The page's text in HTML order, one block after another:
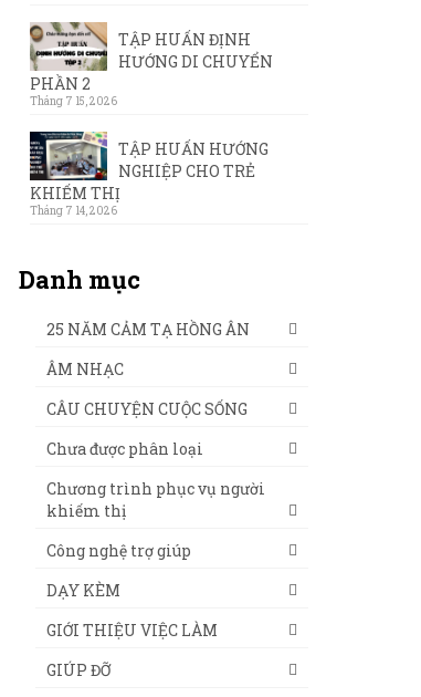
TẬP HUẤN ĐỊNH
HƯỚNG DI CHUYỂN
PHẦN 2
Tháng 7 15, 2026
TẬP HUẤN HƯỚNG
NGHIỆP CHO TRẺ
KHIẾM THỊ
Tháng 7 14, 2026
Danh mục
25 NĂM CẢM TẠ HỒNG ÂN
ÂM NHẠC
CÂU CHUYỆN CUỘC SỐNG
Chưa được phân loại
Chương trình phục vụ người
khiếm thị
Công nghệ trợ giúp
DẠY KÈM
GIỚI THIỆU VIỆC LÀM
GIÚP ĐỠ